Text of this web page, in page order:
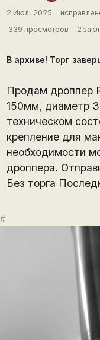
2 Июл, 2025
339 просмотров
2
В архиве! Торг
Продам дроппер
150мм, диаметр
техническом
крепление для
необходимости
дроппера.
‎Без торга
#